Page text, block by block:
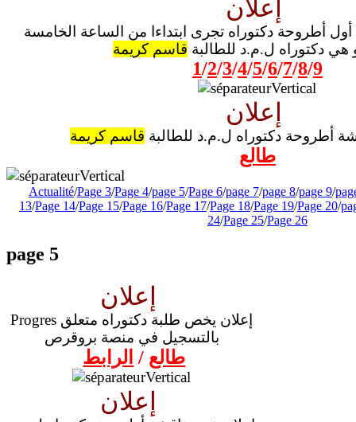
أول أطروحة دكتوراه تجرى ابتداءا من الساعة الخامسة
هي دكتوراه ل.م.د للطالبة قاسم كريمة
1/2/3/4/5/6/7/8/9
أطروحة دكتوراه ل.م.د للطالبة قاسم كريمة
طالع
Actualité/Page 3/Page 4/page 5/Page 6/page 7/page 8/page 9/
13/Page 14/Page 15/Page 16/Page 17/Page 18/Page 19/Page 20/
24/Page 25/Page 26
page 5
Progres إعلان يخص طلبة دكتوراه متعلق
بالتسجيل في منصة بروقرص
طالع / الرابط